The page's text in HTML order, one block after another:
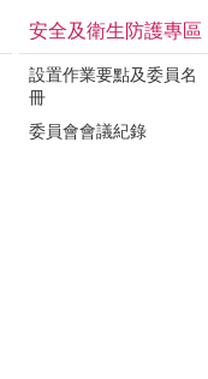
安全及衛生防護專區
設置作業要點及委員名
冊
委員會會議紀錄